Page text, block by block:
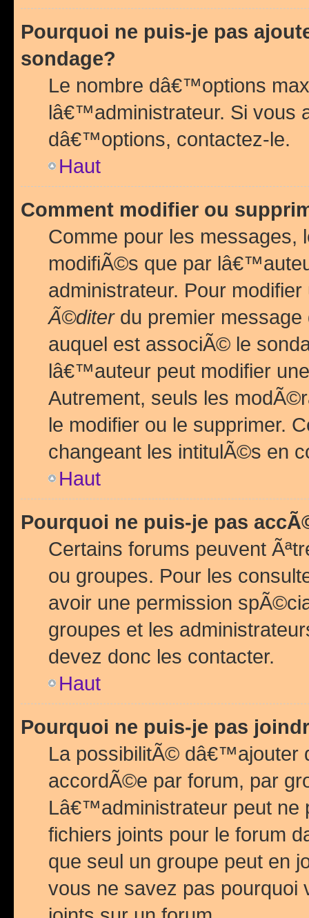
Pourquoi ne puis-je pas
sondage?
Le nombre dâ€™options
lâ€™administrateur. Si vous
dâ€™options, contactez-le.
Haut
Comment modifier ou
Comme pour les messages,
modifiÃ©s que par
administrateur. Pour
Ã©diterdu premier
auquel est associÃ© le
lâ€™auteur peut modifier
Autrement, seuls les
le modifier ou le supprimer.
changeant les intitulÃ©s en
Haut
Pourquoi ne puis-je pas
Certains forums peuvent
ou groupes. Pour les
avoir une permission
groupes et les
devez donc les contacter.
Haut
Pourquoi ne puis-je pas
La possibilitÃ© dâ€™ajouter
accordÃ©e par forum, par
Lâ€™administrateur peut
fichiers joints pour le forum
que seul un groupe peut en
vous ne savez pas pourquoi